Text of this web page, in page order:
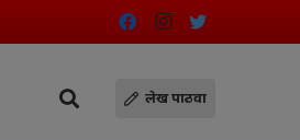
लेख पाठवा